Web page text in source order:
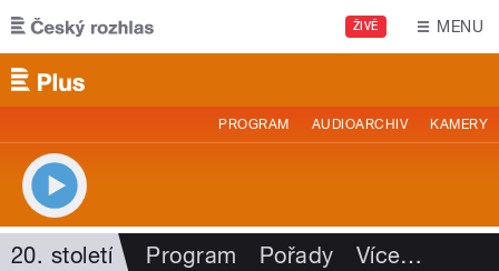
Přejít k hlavnímu obsahu
ŽIVĚ MENU
PROGRAM AUDIOARCHIV KAMERY
20. století Program Pořady Více…